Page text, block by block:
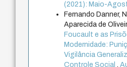
(2021): Maio-
Fernando Danner,
Aparecida de
Foucault e as
Modernidade:
Vigilância
Controle Social,